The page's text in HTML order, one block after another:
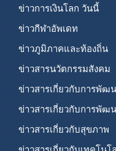
ข่าวการเงินโลก วันนี้
ข่าวกีฬาอัพเดท
ข่าวภูมิภาคและท้องถิ่น
ข่าวสารนวัตกรรมสังคม
ข่าวสารเกี่ยวกับการพัฒ
ข่าวสารเกี่ยวกับการพัฒ
ข่าวสารเกี่ยวกับสุขภาพ